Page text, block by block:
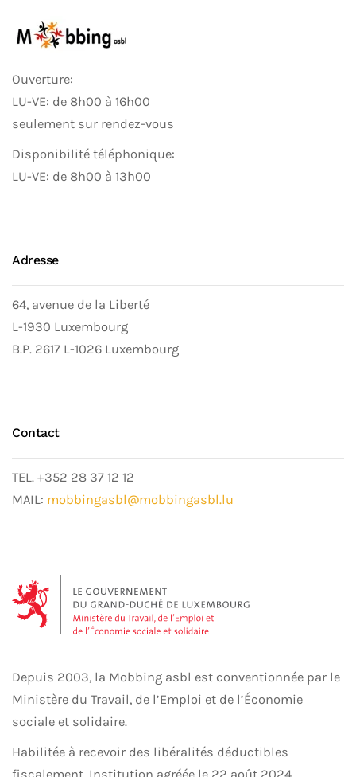
Ouverture:
LU-VE: de 8h00 à 16h00
seulement sur rendez-vous
Disponibilité téléphonique:
LU-VE: de 8h00 à 13h00
Adresse
64, avenue de la Liberté
L-1930 Luxembourg
B.P. 2617 L-1026 Luxembourg
Contact
TEL. +352 28 37 12 12
MAIL: mobbingasbl@mobbingasbl.lu
Depuis 2003, la Mobbing asbl est conventionnée par le
Ministère du Travail, de l’Emploi et de l’Économie
sociale et solidaire.
Habilitée à recevoir des libéralités déductibles
fiscalement. Institution agréée le 22 août 2024.